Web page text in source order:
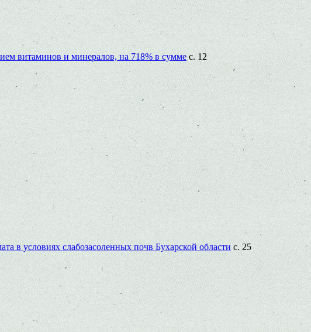
витаминов и минералов, на 718% в суммес. 12
в условиях слабозасоленных почв Бухарской области с. 25